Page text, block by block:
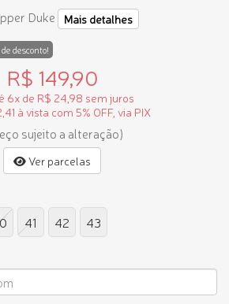
Duke
Mais detalhes
desconto!
R$ 149,90
6x de R$ 24,98 sem juros
à vista com 5% OFF, via PIX
sujeito a alteração)
Ver parcelas
41 42 43